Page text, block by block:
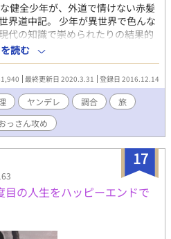
健全少年が、外道で情けない赤髪
界道中記。 少年が異世界で色んな
代の知識で崇められたりの結果的
むと調合・料理とかするようになり
なるのは色んな意味でだいぶ先。
なおっさんが苦手な人はご注意く
あるものは性描写アリ。【*】表
。だいたい日付変更前に更新）
ッターで呟き＆漫画や設定画や
読む
最終更新日 2020.3.31 登録日 2016.12.14
ヤンデレ 調合
旅
っさん攻め
17
の人生をハッピーエンドで